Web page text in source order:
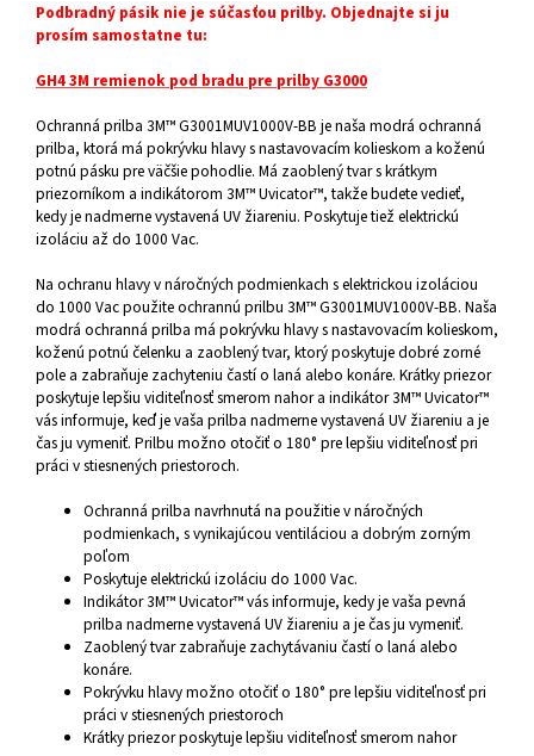
Podbradný pásik nie je súčasťou prilby. Objednajte si ju
prosím samostatne tu:
GH4 3M remienok pod bradu pre prilby G3000
Ochranná prilba 3M™ G3001MUV1000V-BB je naša modrá ochranná
prilba, ktorá má pokrývku hlavy s nastavovacím kolieskom a koženú
potnú pásku pre väčšie pohodlie. Má zaoblený tvar s krátkym
priezorníkom a indikátorom 3M™ Uvicator™, takže budete vedieť,
kedy je nadmerne vystavená UV žiareniu. Poskytuje tiež elektrickú
izoláciu až do 1000 Vac.
Na ochranu hlavy v náročných podmienkach s elektrickou izoláciou
do 1000 Vac použite ochrannú prilbu 3M™ G3001MUV1000V-BB. Naša
modrá ochranná prilba má pokrývku hlavy s nastavovacím kolieskom,
koženú potnú čelenku a zaoblený tvar, ktorý poskytuje dobré zorné
pole a zabraňuje zachyteniu častí o laná alebo konáre. Krátky priezor
poskytuje lepšiu viditeľnosť smerom nahor a indikátor 3M™ Uvicator™
vás informuje, keď je vaša prilba nadmerne vystavená UV žiareniu a je
čas ju vymeniť. Prilbu možno otočiť o 180° pre lepšiu viditeľnosť pri
práci v stiesnených priestoroch.
Ochranná prilba navrhnutá na použitie v náročných
podmienkach, s vynikajúcou ventiláciou a dobrým zorným
poľom
Poskytuje elektrickú izoláciu do 1000 Vac.
Indikátor 3M™ Uvicator™ vás informuje, kedy je vaša pevná
prilba nadmerne vystavená UV žiareniu a je čas ju vymeniť.
Zaoblený tvar zabraňuje zachytávaniu častí o laná alebo
konáre.
Pokrývku hlavy možno otočiť o 180° pre lepšiu viditeľnosť pri
práci v stiesnených priestoroch
Krátky priezor poskytuje lepšiu viditeľnosť smerom nahor